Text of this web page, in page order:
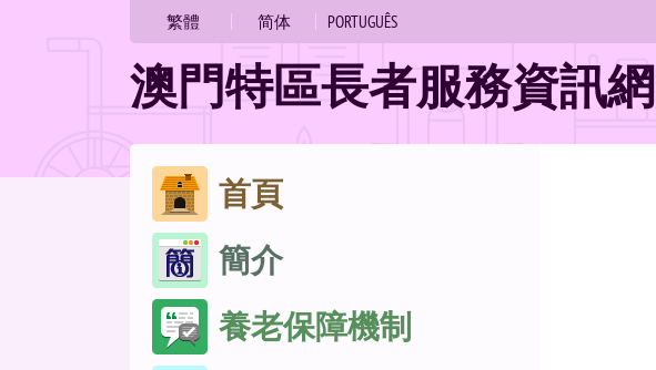
繁體 简体 PORTUGUÊS
澳門特區長者服務資訊網
跳
至
內
容
首頁
簡介
養老保障機制
位
置